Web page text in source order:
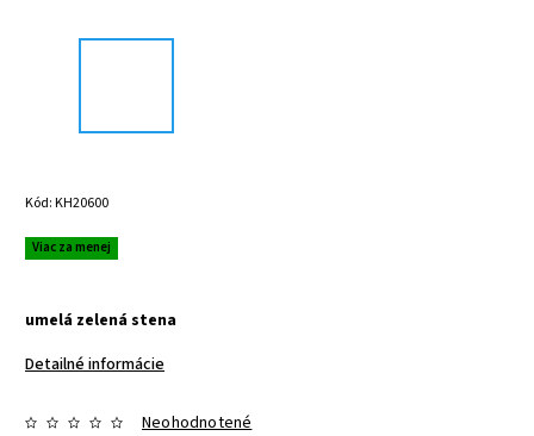
Kód:KH20600
Viac za menej
umelá zelená stena
Detailné informácie
Neohodnotené